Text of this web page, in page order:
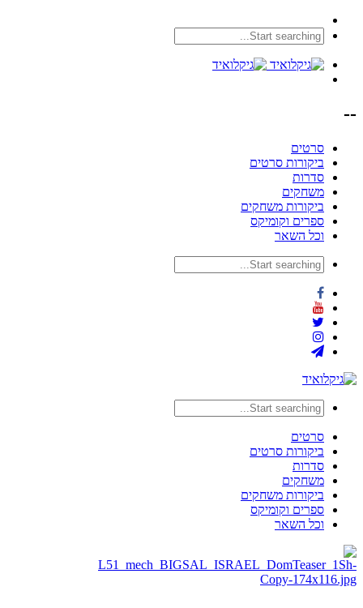
--
סרטים
ביקורות סרטים
סדרות
משחקים
ביקורות משחקים
ספרים וקומיקס
וכל השאר
סרטים
ביקורות סרטים
סדרות
משחקים
ביקורות משחקים
ספרים וקומיקס
וכל השאר